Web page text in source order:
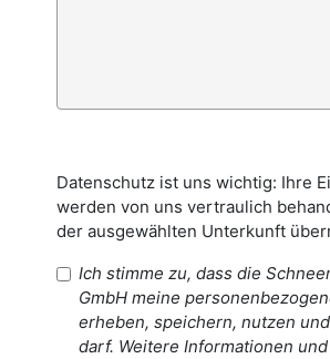
Datenschutz ist uns wichtig: Ihre
werden von uns vertraulich
der ausgewählten Unterkunft
Ich stimme zu, dass die
GmbH meine
erheben, speichern, nutzen
darf. Weitere Informationen und